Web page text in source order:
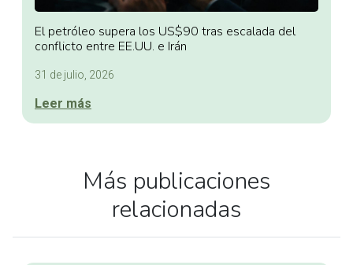
El petróleo supera los US$90 tras escalada del
conflicto entre EE.UU. e Irán
31 de julio, 2026
Leer más
Más publicaciones
relacionadas